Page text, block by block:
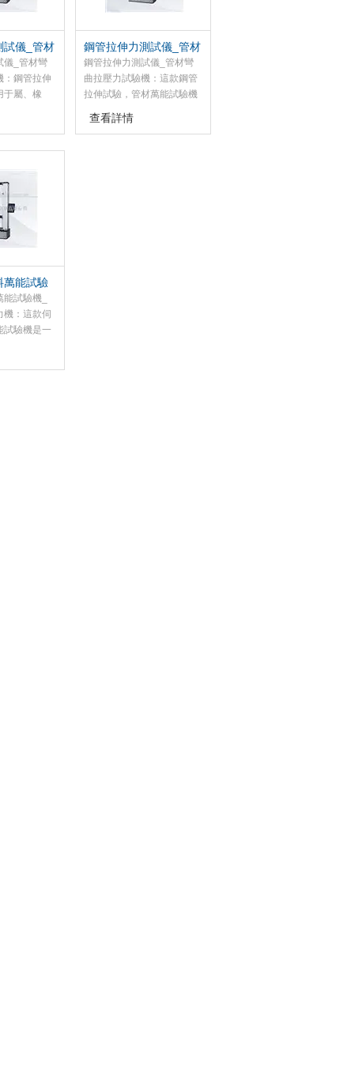
試儀_管材
驗機
儀_管材彎
：鋼管拉伸
于屬、橡
、皮革、編
纜、建筑材
學試驗，是
與機械傳動
驗機。系統
制，具有較
度和測力范
度和敏度。
鋼管拉伸力測試儀_管材
彎曲拉壓力試驗機
鋼管拉伸力測試儀_管材彎
曲拉壓力試驗機：這款鋼管
拉伸試驗，管材萬能試驗機
適用于對屬材料、非屬材料
及復合材料的力學的測試以
查看詳情
萬能試驗
壓力機
試驗機_
機：這款伺
試驗機是一
產品，可以
其它夾具以